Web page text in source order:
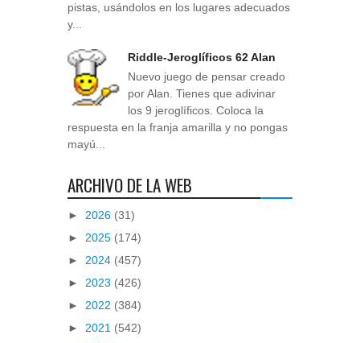
pistas, usándolos en los lugares adecuados
y...
Riddle-Jeroglíficos 62 Alan
Nuevo juego de pensar creado
por Alan. Tienes que adivinar
los 9 jeroglíficos. Coloca la
respuesta en la franja amarilla y no pongas
mayú...
ARCHIVO DE LA WEB
► 2026 (31)
► 2025 (174)
► 2024 (457)
► 2023 (426)
► 2022 (384)
► 2021 (542)